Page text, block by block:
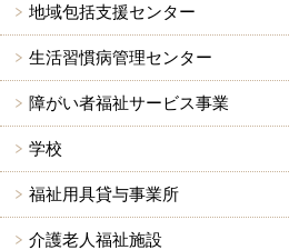
地域包括支援センター
生活習慣病管理センター
障がい者福祉サービス事業
学校
福祉用具貸与事業所
介護老人福祉施設